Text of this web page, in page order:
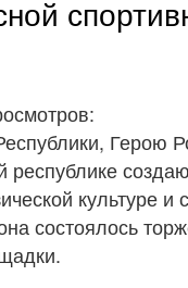
Герою
культуре и
состоялось